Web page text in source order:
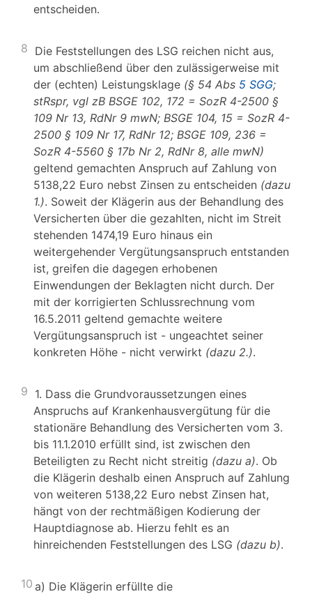
entscheiden.
8 Die Feststellungen des LSG reichen nicht aus,
um abschließend über den zulässigerweise mit
der (echten) Leistungsklage (§ 54 Abs 5 SGG;
stRspr, vgl zB BSGE 102, 172 = SozR 4-2500 §
109 Nr 13, RdNr 9 mwN; BSGE 104, 15 = SozR 4-
2500 § 109 Nr 17, RdNr 12; BSGE 109, 236 =
SozR 4-5560 § 17b Nr 2, RdNr 8, alle mwN)
geltend gemachten Anspruch auf Zahlung von
5138,22 Euro nebst Zinsen zu entscheiden (dazu
1.). Soweit der Klägerin aus der Behandlung des
Versicherten über die gezahlten, nicht im Streit
stehenden 1474,19 Euro hinaus ein
weitergehender Vergütungsanspruch entstanden
ist, greifen die dagegen erhobenen
Einwendungen der Beklagten nicht durch. Der
mit der korrigierten Schlussrechnung vom
16.5.2011 geltend gemachte weitere
Vergütungsanspruch ist - ungeachtet seiner
konkreten Höhe - nicht verwirkt (dazu 2.).
9 1. Dass die Grundvoraussetzungen eines
Anspruchs auf Krankenhausvergütung für die
stationäre Behandlung des Versicherten vom 3.
bis 11.1.2010 erfüllt sind, ist zwischen den
Beteiligten zu Recht nicht streitig (dazu a). Ob
die Klägerin deshalb einen Anspruch auf Zahlung
von weiteren 5138,22 Euro nebst Zinsen hat,
hängt von der rechtmäßigen Kodierung der
Hauptdiagnose ab. Hierzu fehlt es an
hinreichenden Feststellungen des LSG (dazu b).
10 a) Die Klägerin erfüllte die